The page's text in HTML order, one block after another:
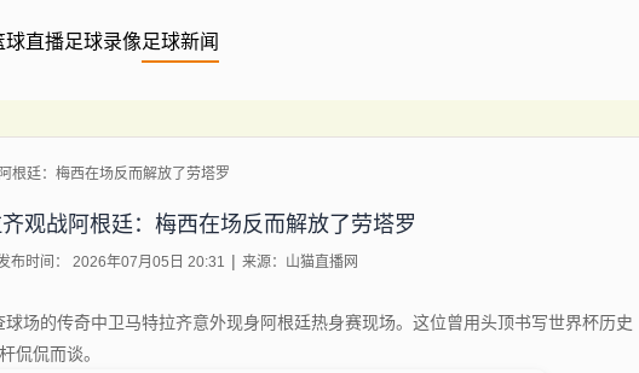
球直播足球录像足球新闻
根廷：梅西在场反而解放了劳塔罗
观战阿根廷：梅西在场反而解放了劳塔罗
布时间： 2026年07月05日 20:31 来源：山猫直播网
的传奇中卫马特拉齐意外现身阿根廷热身赛现场。这位曾用头顶书写世界杯历史
侃侃而谈。